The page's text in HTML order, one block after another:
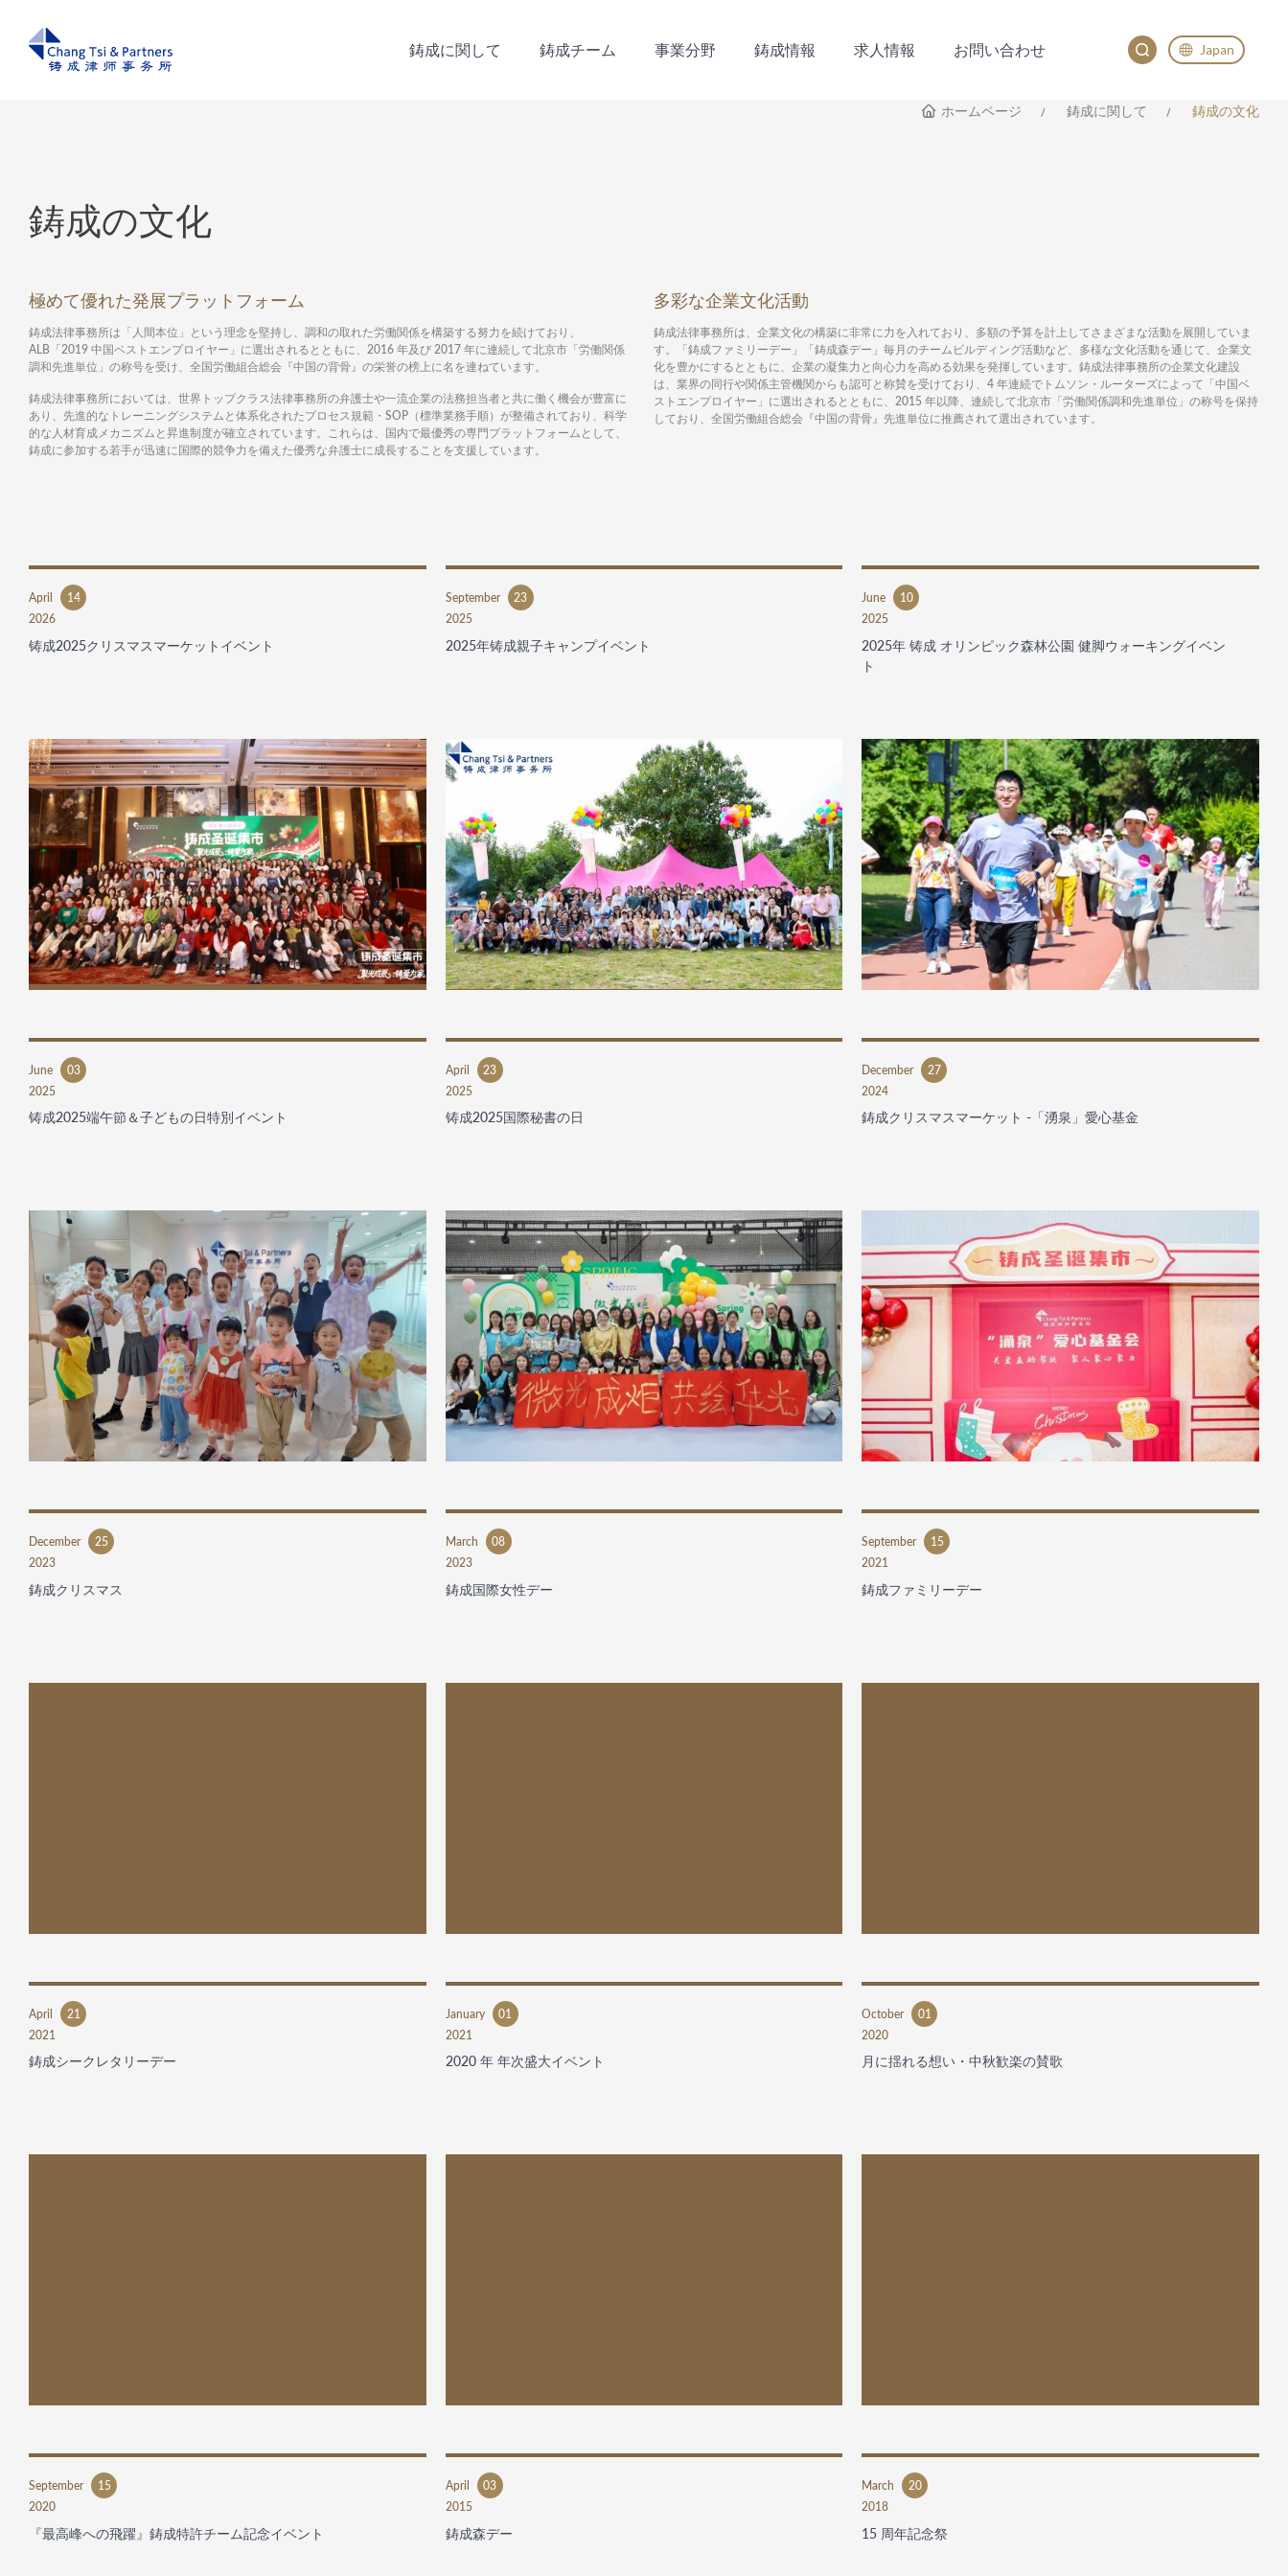
鋳成に関して
鋳成チーム
事業分野
鋳成情報
求人情報
お問い合わせ
Japan
English
ホームページ 鋳成に関して 鋳成の文化
鋳成の文化
極めて優れた発展プラットフォーム
鋳成法律事務所は「人間本位」という理念を堅持し、調和の取れた労働関係を構築する努力を続けており、
ALB「2019 中国ベストエンプロイヤー」に選出されるとともに、2016 年及び 2017 年に連続して北京市「労働関係
調和先進単位」の称号を受け、全国労働組合総会『中国の背骨』の栄誉の榜上に名を連ねています。
鋳成法律事務所においては、世界トップクラス法律事務所の弁護士や一流企業の法務担当者と共に働く機会が豊富に
あり、先進的なトレーニングシステムと体系化されたプロセス規範・SOP（標準業務手順）が整備されており、科学
的な人材育成メカニズムと昇進制度が確立されています。これらは、国内で最優秀の専門プラットフォームとして、
鋳成に参加する若手が迅速に国際的競争力を備えた優秀な弁護士に成長することを支援しています。
多彩な企業文化活動
鋳成法律事務所は、企業文化の構築に非常に力を入れており、多額の予算を計上してさまざまな活動を展開していま
す。「鋳成ファミリーデー」「鋳成森デー」毎月のチームビルディング活動など、多様な文化活動を通じて、企業文
化を豊かにするとともに、企業の凝集力と向心力を高める効果を発揮しています。鋳成法律事務所の企業文化建設
は、業界の同行や関係主管機関からも認可と称賛を受けており、4 年連続でトムソン・ルーターズによって「中国ベ
ストエンプロイヤー」に選出されるとともに、2015 年以降、連続して北京市「労働関係調和先進単位」の称号を保持
しており、全国労働組合総会『中国の背骨』先進単位に推薦されて選出されています。
April
14
2026
铸成2025クリスマスマーケットイベント
September
23
2025
2025年铸成親子キャンプイベント
June
10
2025
2025年 铸成 オリンピック森林公園 健脚ウォーキングイベン
ト
June
03
2025
铸成2025端午節＆子どもの日特別イベント
April
23
2025
铸成2025国際秘書の日
December
27
2024
鋳成クリスマスマーケット -「湧泉」愛心基金
December
25
2023
鋳成クリスマス
March
08
2023
鋳成国際女性デー
September
15
2021
鋳成ファミリーデー
April
21
2021
鋳成シークレタリーデー
January
01
2021
2020 年 年次盛大イベント
October
01
2020
月に揺れる想い・中秋歓楽の賛歌
September
15
2020
『最高峰への飛躍』鋳成特許チーム記念イベント
April
03
2015
鋳成森デー
March
20
2018
15 周年記念祭